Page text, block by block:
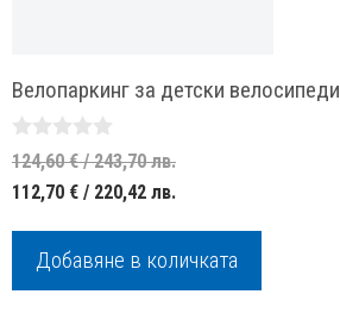
Велопаркинг за детски велосипеди
0
o
u
o
124,60€/ 243,70 лв.
124,60 €
112,70 € / 220,42 лв.Текущата
е:
Добавяне в количката